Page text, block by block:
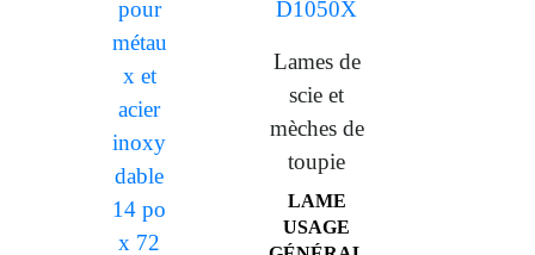
Lames de
scie et
mèches de
toupie
LAME
USAGE